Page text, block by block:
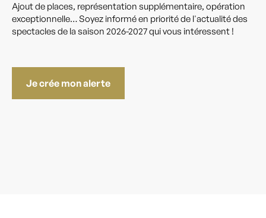
Ajout de places, représentation supplémentaire, opération
exceptionnelle… Soyez informé en priorité de l'actualité des
spectacles de la saison 2026-2027 qui vous intéressent !
Je crée mon alerte